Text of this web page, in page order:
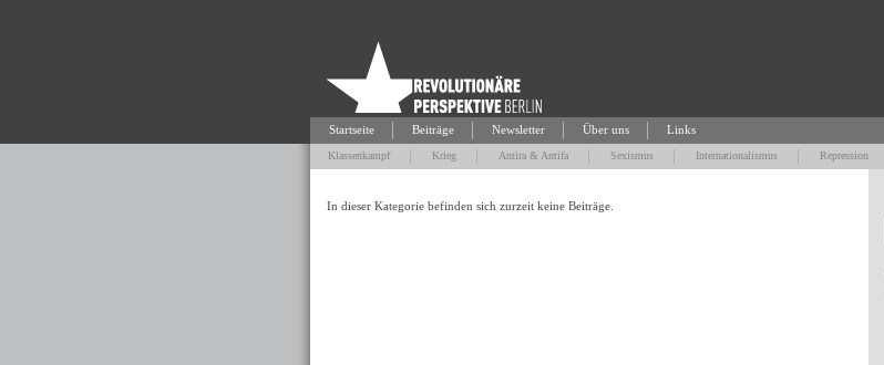
Startseite Beiträge Newsletter Über uns Links
Klassenkampf Krieg Antira & Antifa Sexismus Internationalismus Repression
In dieser Kategorie befinden sich zurzeit keine Beiträge.